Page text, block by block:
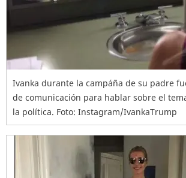
Ivanka durante la campáña de su padre
de comunicación para hablar sobre el
la política. Foto: Instagram/IvankaTrump